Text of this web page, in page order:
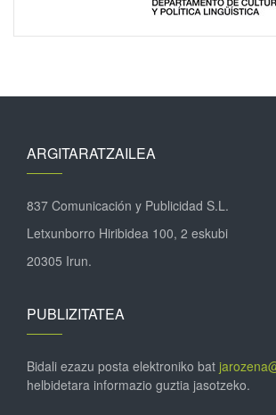
ARGITARATZAILEA
837 Comunicación y Publicidad S.L.
Letxunborro Hiribidea 100, 2 eskubi
20305 Irun.
PUBLIZITATEA
Bidali ezazu posta elektroniko bat
helbidetara informazio guztia jasotzeko.